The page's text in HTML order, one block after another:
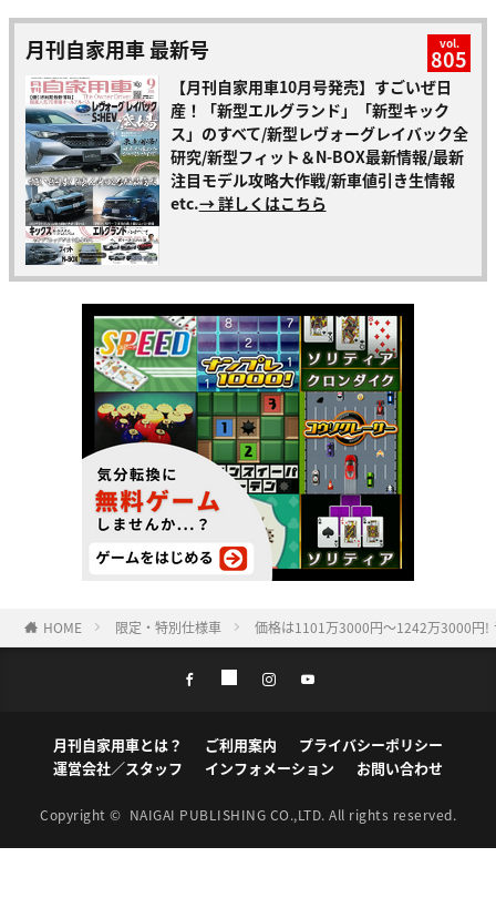
月刊自家用車 最新号 vol.
805
【月刊自家用車10月号発売】すごいぜ日
産！「新型エルグランド」「新型キック
ス」のすべて/新型レヴォーグレイバック全
研究/新型フィット＆N-BOX最新情報/最新
注目モデル攻略大作戦/新車値引き生情報
etc.→ 詳しくはこちら
HOME 限定・特別仕様車 価格は1101万3000円〜1242万3000円!
月刊自家用車とは？ ご利用案内
プライバシーポリシー
運営会社／スタッフ
インフォメーション お問い合わせ
Copyright © NAIGAI PUBLISHING CO.,LTD. All rights reserved.